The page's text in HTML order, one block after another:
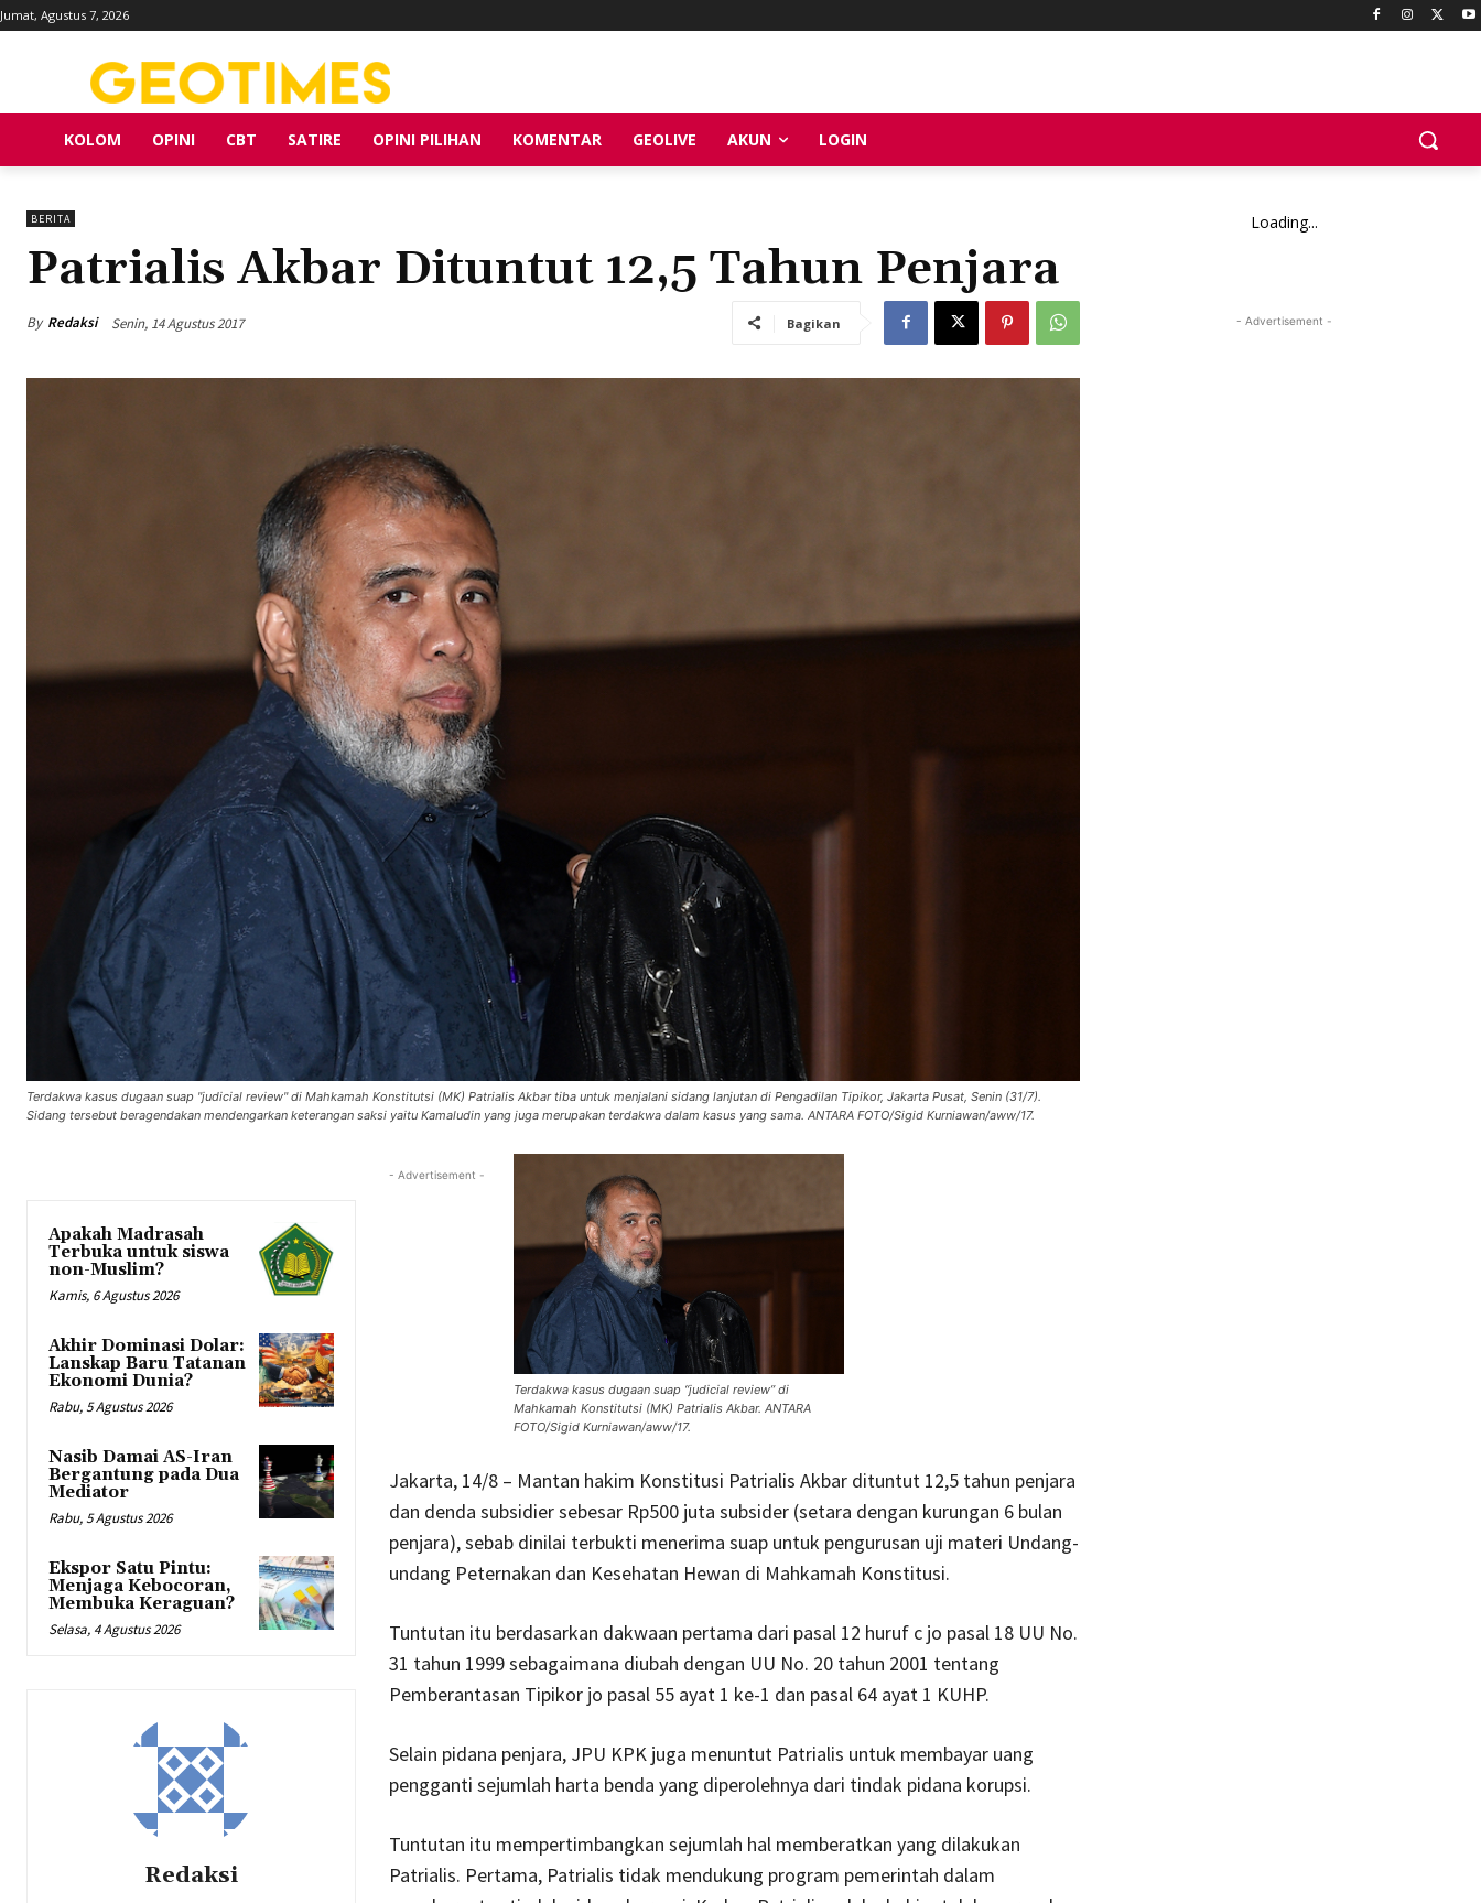
Jumat, Agustus 7, 2026
KOLOM OPINI CBT SATIRE OPINI PILIHAN KOMENTAR GEOLIVE AKUN LOGIN
BERITA
Patrialis Akbar Dituntut 12,5 Tahun Penjara
By Redaksi Senin, 14 Agustus 2017 Bagikan
Terdakwa kasus dugaan suap "judicial review" di Mahkamah Konstitutsi (MK) Patrialis Akbar tiba untuk menjalani sidang lanjutan di Pengadilan Tipikor, Jakarta Pusat, Senin (31/7).
Sidang tersebut beragendakan mendengarkan keterangan saksi yaitu Kamaludin yang juga merupakan terdakwa dalam kasus yang sama. ANTARA FOTO/Sigid Kurniawan/aww/17.
Apakah Madrasah
Terbuka untuk siswa
non-Muslim?
Kamis, 6 Agustus 2026
Akhir Dominasi Dolar:
Lanskap Baru Tatanan
Ekonomi Dunia?
Rabu, 5 Agustus 2026
Nasib Damai AS-Iran
Bergantung pada Dua
Mediator
Rabu, 5 Agustus 2026
Ekspor Satu Pintu:
Menjaga Kebocoran,
Membuka Keraguan?
Selasa, 4 Agustus 2026
Redaksi
- Advertisement -
Terdakwa kasus dugaan suap “judicial review” di
Mahkamah Konstitutsi (MK) Patrialis Akbar. ANTARA
FOTO/Sigid Kurniawan/aww/17.
Jakarta, 14/8 – Mantan hakim Konstitusi Patrialis Akbar dituntut 12,5 tahun penjara
dan denda subsidier sebesar Rp500 juta subsider (setara dengan kurungan 6 bulan
penjara), sebab dinilai terbukti menerima suap untuk pengurusan uji materi Undang-
undang Peternakan dan Kesehatan Hewan di Mahkamah Konstitusi.
Tuntutan itu berdasarkan dakwaan pertama dari pasal 12 huruf c jo pasal 18 UU No.
31 tahun 1999 sebagaimana diubah dengan UU No. 20 tahun 2001 tentang
Pemberantasan Tipikor jo pasal 55 ayat 1 ke-1 dan pasal 64 ayat 1 KUHP.
Selain pidana penjara, JPU KPK juga menuntut Patrialis untuk membayar uang
pengganti sejumlah harta benda yang diperolehnya dari tindak pidana korupsi.
Tuntutan itu mempertimbangkan sejumlah hal memberatkan yang dilakukan
Patrialis. Pertama, Patrialis tidak mendukung program pemerintah dalam
Loading...
- Advertisement -